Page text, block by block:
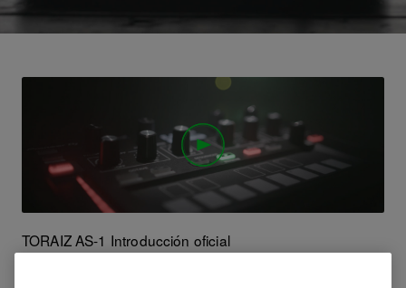
TORAIZ AS-1 Introducción oficial